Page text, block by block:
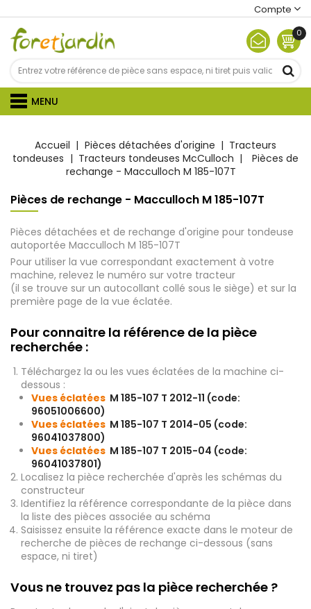
Compte
0
MENU
Accueil Pièces détachées d'origine
Tracteurs
tondeuses
Tracteurs tondeuses McCulloch
Pièces de
rechange - Macculloch M 185-107T
Pièces de rechange - Macculloch M 185-107T
Pièces détachées et de rechange d'origine pour tondeuse
autoportée Macculloch M 185-107T
Pour utiliser la vue correspondant exactement à votre
machine, relevez le numéro sur votre tracteur
(il se trouve sur un autocollant collé sous le siège) et sur la
première page de la vue éclatée.
Pour connaitre la référence de la pièce
recherchée :
Téléchargez la ou les vues éclatées de la machine ci-
dessous :
Vues éclatées M 185-107 T 2012-11 (code:
96051006600)
Vues éclatées M 185-107 T 2014-05 (code:
96041037800)
Vues éclatées M 185-107 T 2015-04 (code:
96041037801)
Localisez la pièce recherchée d'après les schémas du
constructeur
Identifiez la référence correspondante de la pièce dans
la liste des pièces associée au schéma
Saisissez ensuite la référence exacte dans le moteur de
recherche de pièces de rechange ci-dessous (sans
espace, ni tiret)
Vous ne trouvez pas la pièce recherchée ?